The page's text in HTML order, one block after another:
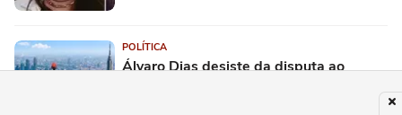
POLÍTICA
Álvaro Dias desiste da disputa ao